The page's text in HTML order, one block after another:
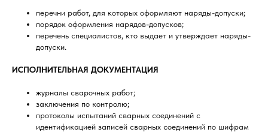
перечни работ, для которых оформляют наряды-допуски;
порядок оформления нарядов-допусков;
перечень специалистов, кто выдает и утверждает наряды-
допуски.
ИСПОЛНИТЕЛЬНАЯ ДОКУМЕНТАЦИЯ
журналы сварочных работ;
заключения по контролю;
протоколы испытаний сварных соединений с
идентификацией записей сварных соединений по шифрам